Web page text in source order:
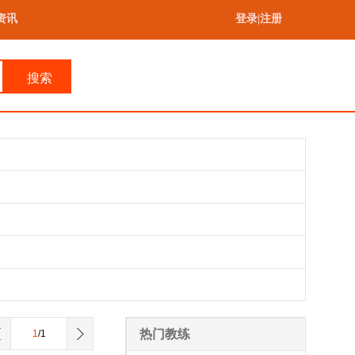
讯 登录 注册
搜索
1/1 热门教练